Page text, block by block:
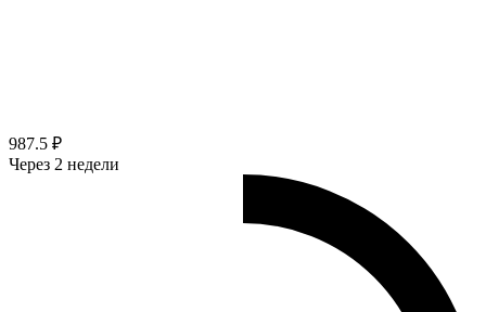
987.5 ₽
Через 2 недели